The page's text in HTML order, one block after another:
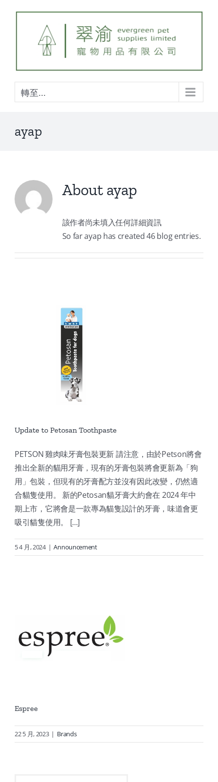
轉至...
ayap
About ayap
該作者尚未填入任何詳細資訊
So far ayap has created 46 blog entries.
Update to Petosan Toothpaste
PETSON 雞肉味牙膏包裝更新 請注意，由於Petson將會
推出全新的貓用牙膏，現有的牙膏包裝將會更新為「狗
用」包裝，但現有的牙膏配方並沒有因此改變，仍然適
合貓隻使用。 新的Petosan貓牙膏大約會在 2024 年中
期上市，它將會是一款專為貓隻設計的牙膏，味道會更
吸引貓隻使用。 [...]
5 4 月, 2024 | Announcement
Espree
22 5 月, 2023 | Brands